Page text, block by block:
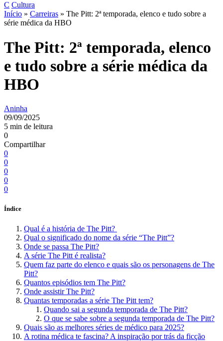
C Cultura
Início » Carreiras » The Pitt: 2ª temporada, elenco e tudo sobre a
série médica da HBO
The Pitt: 2ª temporada, elenco
e tudo sobre a série médica da
HBO
Aninha
09/09/2025
5 min de leitura
0
Compartilhar
0
0
0
0
0
Índice
Qual é a história de The Pitt?
Qual o significado do nome da série “The Pitt”?
Onde se passa The Pitt?
A série The Pitt é realista?
Quem faz parte do elenco e quais são os personagens de The
Pitt?
Quantos episódios tem The Pitt?
Onde assistir The Pitt?
Quantas temporadas a série The Pitt tem?
Quando sai a segunda temporada de The Pitt?
O que se sabe sobre a segunda temporada de The Pitt?
Quais são as melhores séries de médico para 2025?
A rotina médica te fascina? A inspiração por trás da ficção